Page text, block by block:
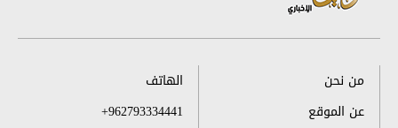
من نحن
عن الموقع
الهاتف
+962793334441